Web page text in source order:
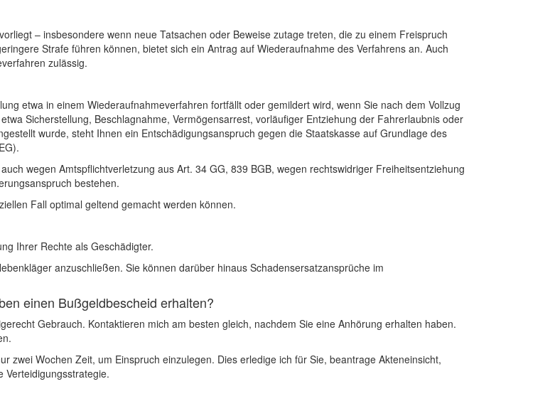
– insbesondere wenn neue Tatsachen oder Beweise zutage treten, die zu einem Freispruch
Strafe führen können, bietet sich ein Antrag auf Wiederaufnahme des Verfahrens an. Auch
zulässig.
etwa in einem Wiederaufnahmeverfahren fortfällt oder gemildert wird, wenn Sie nach dem Vollzug
Sicherstellung, Beschlagnahme, Vermögensarrest, vorläufiger Entziehung der Fahrerlaubnis oder
wurde, steht Ihnen ein Entschädigungsanspruch gegen die Staatskasse auf Grundlage des
wegen Amtspflichtverletzung aus Art. 34 GG, 839 BGB, wegen rechtswidriger Freiheitsentziehung
bestehen.
Fall optimal geltend gemacht werden können.
Ihrer Rechte als Geschädigter.
anzuschließen. Sie können darüber hinaus Schadensersatzansprüche im
einen Bußgeldbescheid erhalten?
Gebrauch. Kontaktieren mich am besten gleich, nachdem Sie eine Anhörung erhalten haben.
zwei Wochen Zeit, um Einspruch einzulegen. Dies erledige ich für Sie, beantrage Akteneinsicht,
Verteidigungsstrategie.